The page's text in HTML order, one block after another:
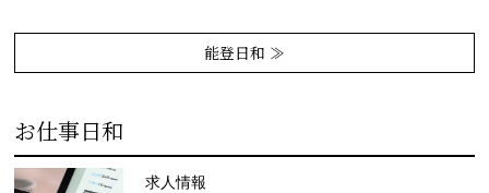
能登日和 ≫
お仕事日和
求人情報